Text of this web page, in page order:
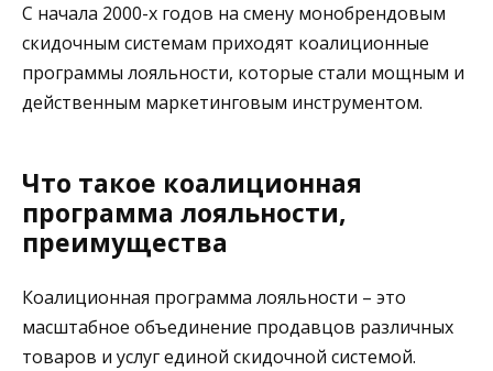
С начала 2000-х годов на смену монобрендовым
скидочным системам приходят коалиционные
программы лояльности, которые стали мощным и
действенным маркетинговым инструментом.
Что такое коалиционная
программа лояльности,
преимущества
Коалиционная программа лояльности – это
масштабное объединение продавцов различных
товаров и услуг единой скидочной системой.